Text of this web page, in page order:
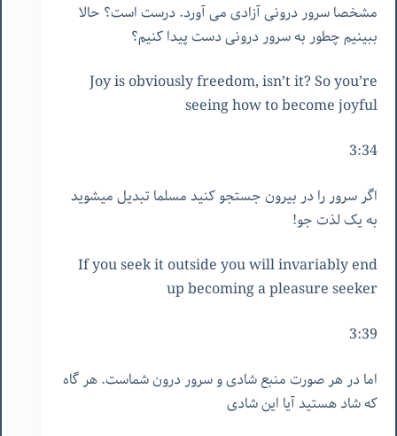
مشخصا سرور درونی آزادی می آورد. درست است؟ حالا
ببینیم چطور به سرور درونی دست پیدا کنیم؟
Joy is obviously freedom, isn’t it? So you’re
seeing how to become joyful
3:34
اگر سرور را در بیرون جستجو کنید مسلما تبدیل میشوید
به یک لذت جو!
If you seek it outside you will invariably end
up becoming a pleasure seeker
3:39
اما در هر صورت منبع شادی و سرور درون شماست. هر گاه
که شاد هستید آیا این شادی